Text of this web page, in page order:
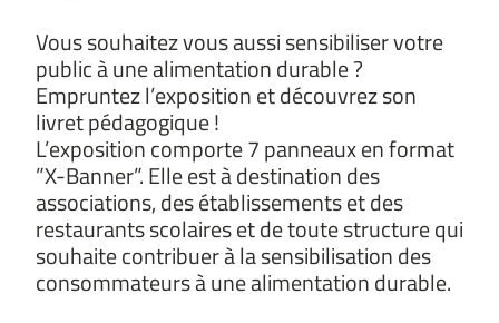
Vous souhaitez vous aussi sensibiliser votre
public à une alimentation durable ?
Empruntez l’exposition et découvrez son
livret pédagogique !
L’exposition comporte 7 panneaux en format
”X-Banner”. Elle est à destination des
associations, des établissements et des
restaurants scolaires et de toute structure qui
souhaite contribuer à la sensibilisation des
consommateurs à une alimentation durable.